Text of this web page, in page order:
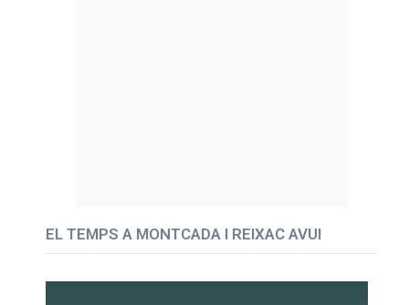
EL TEMPS A MONTCADA I REIXAC AVUI